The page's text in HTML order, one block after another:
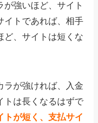
が強いほど、サイト
イトであれば、相手
ど、サイトは短くな
ラが強ければ、入金
トは長くなるはずで
トが短く、支払サイ